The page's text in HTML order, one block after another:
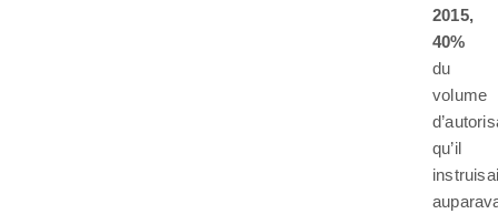
2015,
40%
du
volume
qu’il